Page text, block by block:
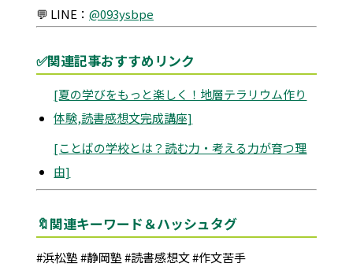
💬 LINE： @093ysbpe
✅関連記事おすすめリンク
[夏の学びをもっと楽しく！地層テラリウム作り
体験,読書感想文完成講座]
[ことばの学校とは？読む力・考える力が育つ理
由]
🔖関連キーワード＆ハッシュタグ
#浜松塾 #静岡塾 #読書感想文 #作文苦手